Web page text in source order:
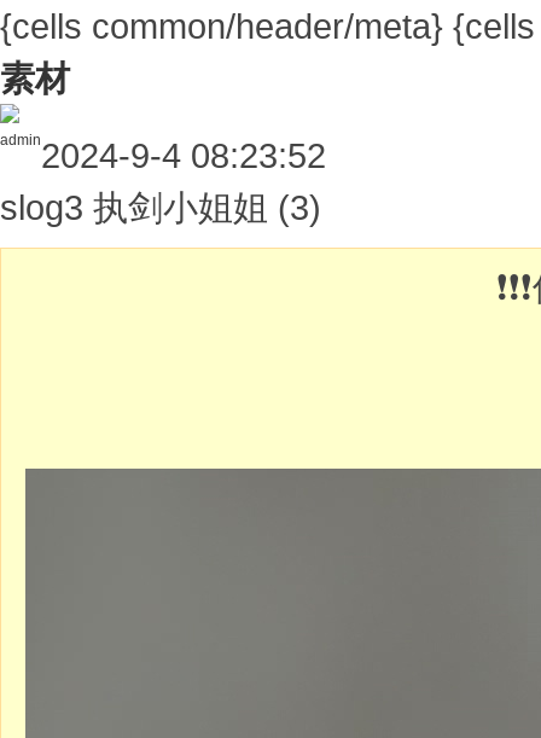
{cells common/header/meta}
素材
admin2024-9-4 08:23:52
slog3 执剑小姐姐 (3)